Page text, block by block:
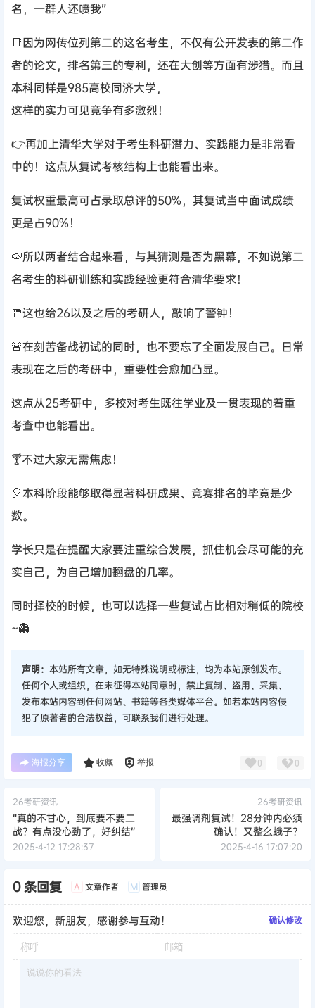
名，一群人还喷我”
📑因为网传位列第二的这名考生，不仅有公开发表的第二作
者的论文，排名第三的专利，还在大创等方面有涉猎。而且
本科同样是985高校同济大学，
这样的实力可见竞争有多激烈！
👉再加上清华大学对于考生科研潜力、实践能力是非常看
中的！这点从复试考核结构上也能看出来。
复试权重最高可占录取总评的50%，其复试当中面试成绩
更是占90%！
🍉所以两者结合起来看，与其猜测是否为黑幕，不如说第二
名考生的科研训练和实践经验更符合清华要求！
🚥这也给26以及之后的考研人，敲响了警钟！
🚨在刻苦备战初试的同时，也不要忘了全面发展自己。日常
表现在之后的考研中，重要性会愈加凸显。
这点从25考研中，多校对考生既往学业及一贯表现的着重
考查中也能看出。
🍸不过大家无需焦虑！
🎈本科阶段能够取得显著科研成果、竞赛排名的毕竟是少
数。
学长只是在提醒大家要注重综合发展，抓住机会尽可能的充
实自己，为自己增加翻盘的几率。
同时择校的时候，也可以选择一些复试占比相对稍低的院校
~👻
声明： 本站所有文章，如无特殊说明或标注，均为本站原创发布。
任何个人或组织，在未征得本站同意时，禁止复制、盗用、采集、
发布本站内容到任何网站、书籍等各类媒体平台。如若本站内容侵
犯了原著者的合法权益，可联系我们进行处理。
海报分享 收藏 举报 0 0
26考研资讯
“真的不甘心，到底要不要二
战？有点没心劲了，好纠结”
2025-4-12 17:28:37
26考研资讯
最强调剂复试！28分钟内必须
确认！又整幺蛾子？
2025-4-16 17:07:20
0 条回复 A 文章作者 M 管理员
欢迎您，新朋友，感谢参与互动！ 确认修改